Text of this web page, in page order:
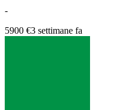
-
5900 €3 settimane fa